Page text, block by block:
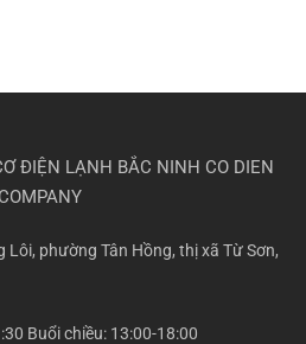
ĐIỆN LẠNH BẮC NINH CO DIEN
Lôi, phường Tân Hồng, thị xã Từ Sơn,
Buổi chiều: 13:00-18:00